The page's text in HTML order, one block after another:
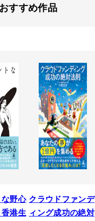
すすめ作品
野心
港生
クラウドファンデ
ィング成功の絶対